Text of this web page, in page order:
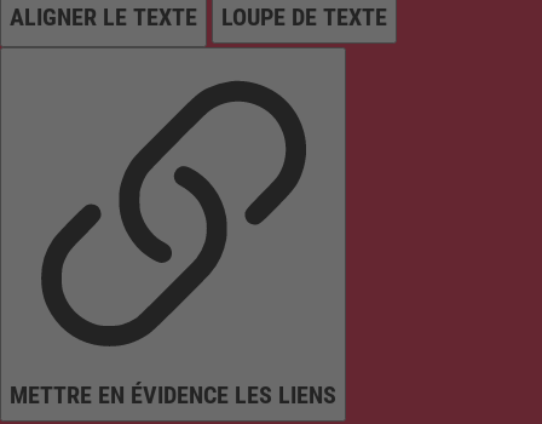
ALIGNER LE TEXTE LOUPE DE TEXTE
METTRE EN ÉVIDENCE LES LIENS